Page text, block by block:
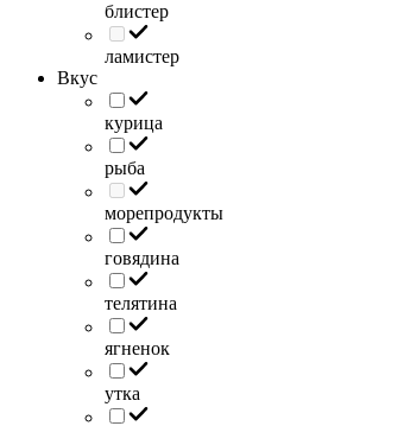
блистер
ламистер
Вкус
курица
рыба
морепродукты
говядина
телятина
ягненок
утка